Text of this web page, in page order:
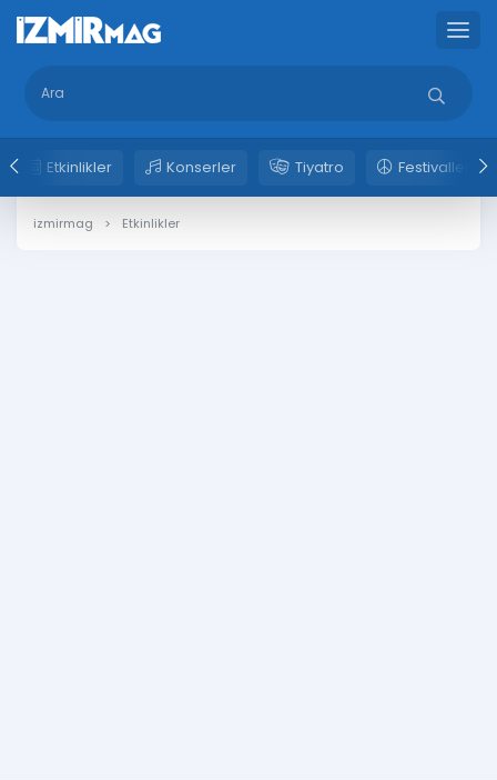
Etkinlikler Konserler Tiyatro Festivaller
izmirmag Etkinlikler